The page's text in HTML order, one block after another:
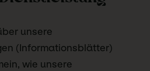
unsere
(Informationsblätter)
wie unsere